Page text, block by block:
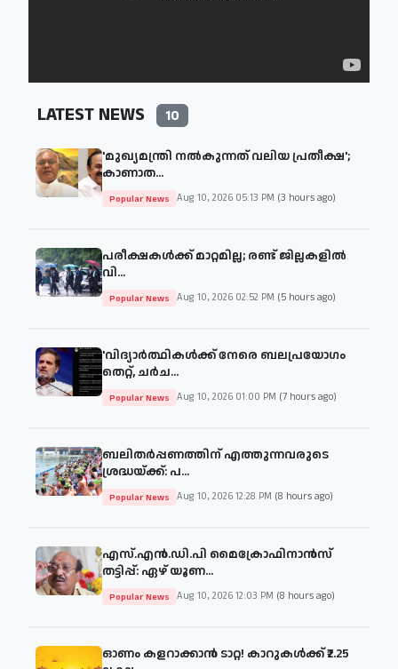
LATEST NEWS 10
'മുഖ്യമന്ത്രി നൽകുന്നത് വലിയ പ്രതീക്ഷ';
കാണാത...
Popular News Aug 10, 2026 05:13 PM (3 hours ago)
പരീക്ഷകള്‍ക്ക് മാറ്റമില്ല; രണ്ട് ജില്ലകളിൽ
വി...
Popular News Aug 10, 2026 02:52 PM (5 hours ago)
'വിദ്യാർത്ഥികൾക്ക് നേരെ ബലപ്രയോഗം
തെറ്റ്, ചർച...
Popular News Aug 10, 2026 01:00 PM (7 hours ago)
ബലിതർപ്പണത്തിന് എത്തുന്നവരുടെ
ശ്രദ്ധയ്ക്ക്: പ...
Popular News Aug 10, 2026 12:28 PM (8 hours ago)
എസ്.എൻ.ഡി.പി മൈക്രോഫിനാൻസ്
തട്ടിപ്പ്: ഏഴ് യൂണ...
Popular News Aug 10, 2026 12:03 PM (8 hours ago)
ഓണം കളറാക്കാന്‍ ടാറ്റ! കാറുകൾക്ക് ₹2.25